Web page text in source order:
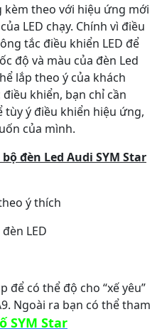
kèm theo với hiệu ứng mới
LED chạy. Chính vì điều
tắc điều khiển LED để
độ và màu của đèn Led
lắp theo ý của khách
khiển, bạn chỉ cần
tùy ý điều khiển hiệu ứng,
của mình.
đèn Led Audi SYM Star
ý thích
LED
để có thể độ cho “xế yêu”
Ngoài ra bạn có thể tham
SYM Star